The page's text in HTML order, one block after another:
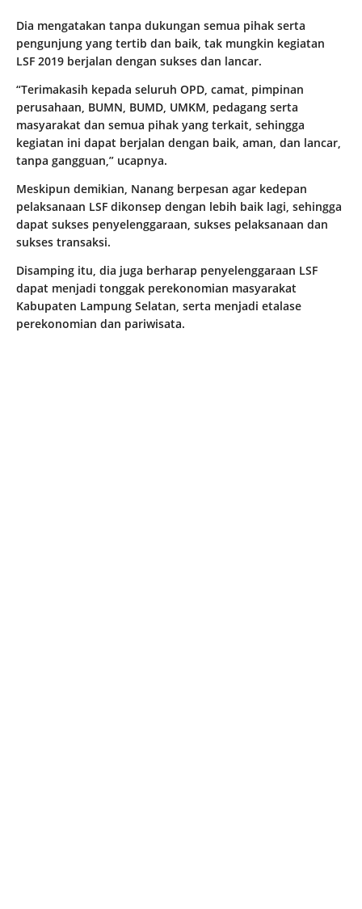
Dia mengatakan tanpa dukungan semua pihak serta
pengunjung yang tertib dan baik, tak mungkin kegiatan
LSF 2019 berjalan dengan sukses dan lancar.
“Terimakasih kepada seluruh OPD, camat, pimpinan
perusahaan, BUMN, BUMD, UMKM, pedagang serta
masyarakat dan semua pihak yang terkait, sehingga
kegiatan ini dapat berjalan dengan baik, aman, dan lancar,
tanpa gangguan,” ucapnya.
Meskipun demikian, Nanang berpesan agar kedepan
pelaksanaan LSF dikonsep dengan lebih baik lagi, sehingga
dapat sukses penyelenggaraan, sukses pelaksanaan dan
sukses transaksi.
Disamping itu, dia juga berharap penyelenggaraan LSF
dapat menjadi tonggak perekonomian masyarakat
Kabupaten Lampung Selatan, serta menjadi etalase
perekonomian dan pariwisata.